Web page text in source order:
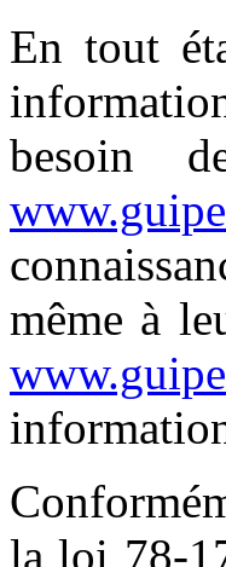
En tout
besoin
même à
la loi 78-